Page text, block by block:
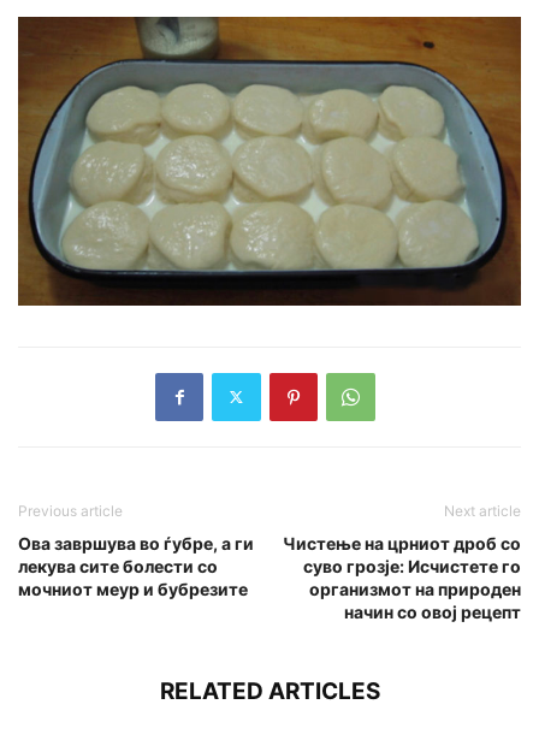
Previous article
Ова завршува во ѓубре, а ги
лекува сите болести со
мочниот меур и бубрезите
Next article
Чистење на црниот дроб со
суво грозје: Исчистете го
организмот на природен
начин со овој рецепт
RELATED ARTICLES